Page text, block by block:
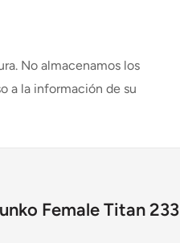
No almacenamos los
a la información de su
Female Titan 233